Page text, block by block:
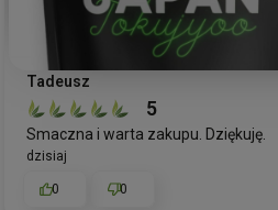
Tadeusz
5
Smaczna i warta zakupu. Dziękuję.
dzisiaj
0 0